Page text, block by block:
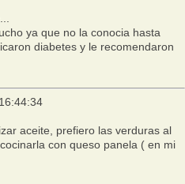
ya que no la conocia hasta
diabetes y le recomendaron
aceite, prefiero las verduras al
con queso panela ( en mi